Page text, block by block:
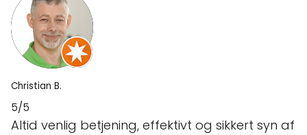
Christian B.
5/5
Altid venlig betjening, effektivt og sikkert syn af